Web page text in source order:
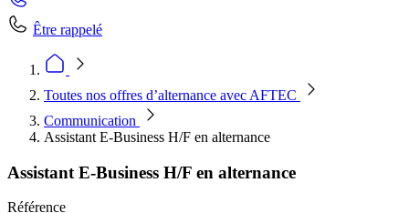
Être rappelé
Toutes nos offres d’alternance avec AFTEC
Communication
Assistant E-Business H/F en alternance
Assistant E-Business H/F en alternance
Référence